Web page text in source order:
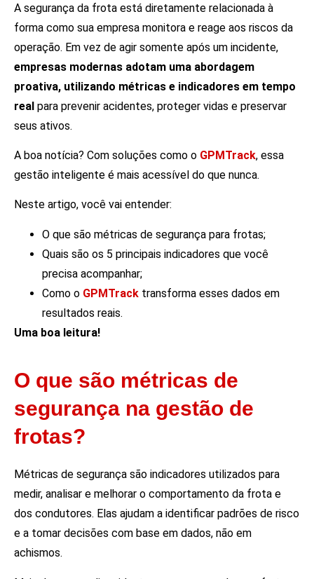
A segurança da frota está diretamente relacionada à
forma como sua empresa monitora e reage aos riscos da
operação. Em vez de agir somente após um incidente,
empresas modernas adotam uma abordagem
proativa, utilizando métricas e indicadores em tempo
real para prevenir acidentes, proteger vidas e preservar
seus ativos.
A boa notícia? Com soluções como o GPMTrack, essa
gestão inteligente é mais acessível do que nunca.
Neste artigo, você vai entender:
O que são métricas de segurança para frotas;
Quais são os 5 principais indicadores que você
precisa acompanhar;
Como o GPMTrack transforma esses dados em
resultados reais.
Uma boa leitura!
O que são métricas de
segurança na gestão de
frotas?
Métricas de segurança são indicadores utilizados para
medir, analisar e melhorar o comportamento da frota e
dos condutores. Elas ajudam a identificar padrões de risco
e a tomar decisões com base em dados, não em
achismos.